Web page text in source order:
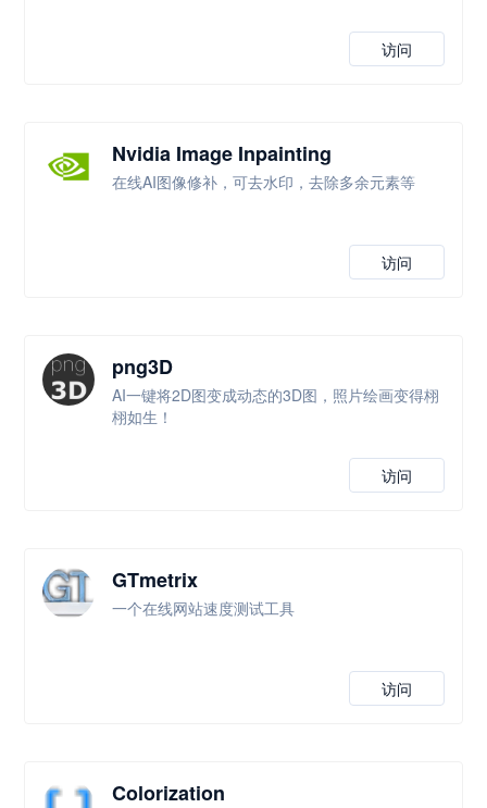
访问
Nvidia Image Inpainting
在线AI图像修补，可去水印，去除多余元素等
访问
png3D
AI一键将2D图变成动态的3D图，照片绘画变得栩
栩如生！
访问
GTmetrix
一个在线网站速度测试工具
访问
Colorization